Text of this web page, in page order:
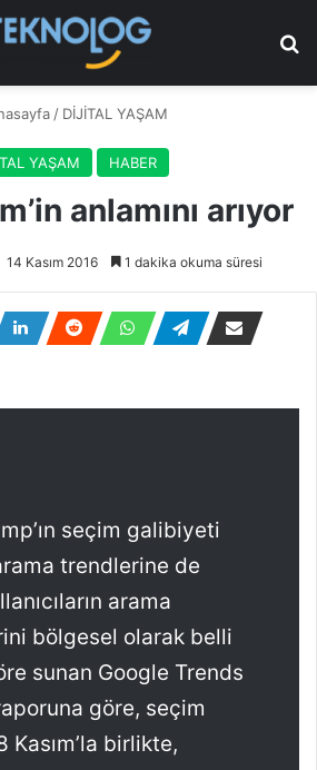
/ DİJİTAL YAŞAM
YAŞAM HABER
anlamını arıyor
14 Kasım 2016 1 dakika okuma süresi
seçim galibiyeti
trendlerine de
arama
bölgesel olarak belli
sunan Google Trends
göre, seçim
Kasım’la birlikte,